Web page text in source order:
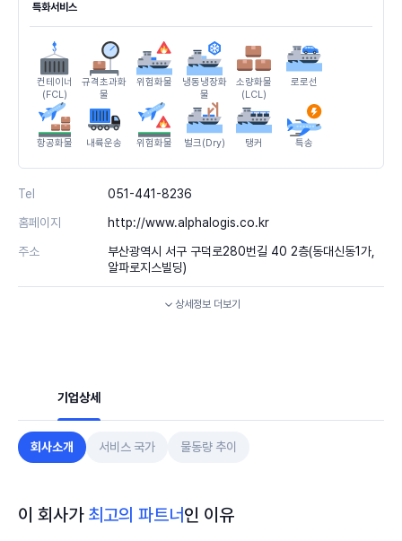
특화서비스
컨테이너
(FCL)
규격초과화
물
위험화물
냉동냉장화
물
소량화물
(LCL)
로로선
항공화물 내륙운송 위험화물 벌크(Dry) 탱커 특송
Tel
051-441-8236
홈페이지
http://www.alphalogis.co.kr
주소
부산광역시 서구 구덕로280번길 40 2층(동대신동1가,
알파로지스빌딩)
상세정보 더보기
기업상세
회사소개 서비스 국가 물동량 추이
이 회사가 최고의 파트너인 이유